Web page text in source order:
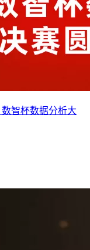
智杯数据分析大